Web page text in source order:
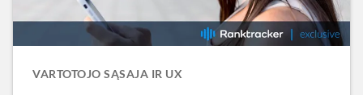
VARTOTOJO SĄSAJA IR UX